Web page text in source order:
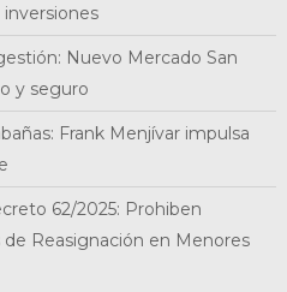
Nuevo Mercado San
y seguro
Frank Menjívar impulsa
62/2025: Prohiben
Reasignación en Menores